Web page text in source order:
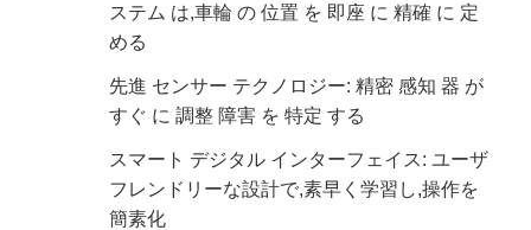
ステム は,車輪 の 位置 を 即座 に 精確 に 定
める
先進 センサー テクノロジー: 精密 感知 器 が
すぐ に 調整 障害 を 特定 する
スマート デジタル インターフェイス: ユーザ
フレンドリーな設計で,素早く学習し,操作を
簡素化